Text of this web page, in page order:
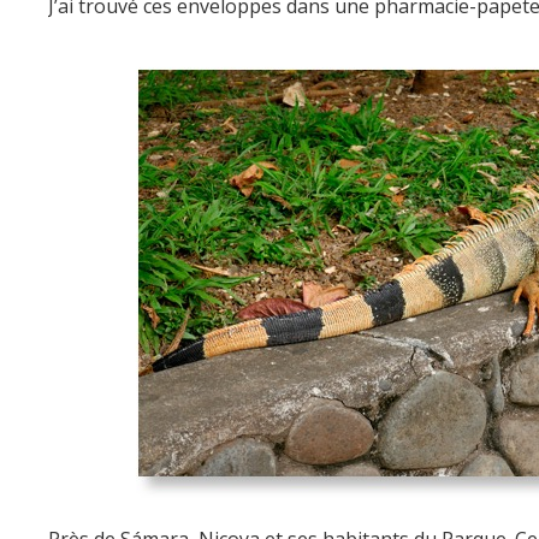
J’ai trouvé ces enveloppes dans une pharmacie-